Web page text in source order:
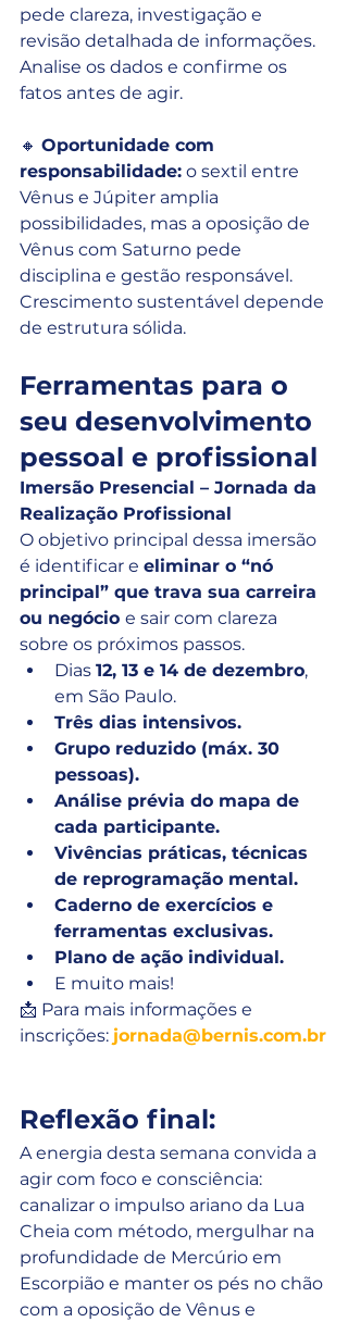
pede clareza, investigação e
revisão detalhada de informações.
Analise os dados e confirme os
fatos antes de agir.
🔸 Oportunidade com
responsabilidade: o sextil entre
Vênus e Júpiter amplia
possibilidades, mas a oposição de
Vênus com Saturno pede
disciplina e gestão responsável.
Crescimento sustentável depende
de estrutura sólida.
Ferramentas para o
seu desenvolvimento
pessoal e profissional
Imersão Presencial – Jornada da
Realização Profissional
O objetivo principal dessa imersão
é identificar e eliminar o “nó
principal” que trava sua carreira
ou negócio e sair com clareza
sobre os próximos passos.
Dias 12, 13 e 14 de dezembro,
em São Paulo.
Três dias intensivos.
Grupo reduzido (máx. 30
pessoas).
Análise prévia do mapa de
cada participante.
Vivências práticas, técnicas
de reprogramação mental.
Caderno de exercícios e
ferramentas exclusivas.
Plano de ação individual.
E muito mais!
📩 Para mais informações e
inscrições: jornada@bernis.com.br
Reflexão final:
A energia desta semana convida a
agir com foco e consciência:
canalizar o impulso ariano da Lua
Cheia com método, mergulhar na
profundidade de Mercúrio em
Escorpião e manter os pés no chão
com a oposição de Vênus e